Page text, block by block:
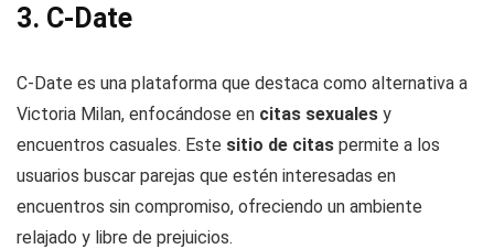
3. C-Date
C-Date es una plataforma que destaca como alternativa a
Victoria Milan, enfocándose en citas sexuales y
encuentros casuales. Este sitio de citas permite a los
usuarios buscar parejas que estén interesadas en
encuentros sin compromiso, ofreciendo un ambiente
relajado y libre de prejuicios.